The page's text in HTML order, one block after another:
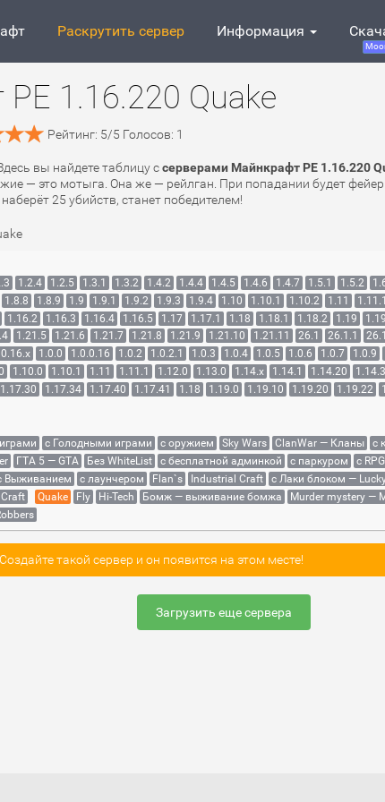
Раскрутить сервер Информация
1.16.220 Quake
Рейтинг: 5/5 Голосов: 1
вы найдете таблицу ссерверами Майнкрафт PE 1.16.220
— это мотыга. Она же — рейлган. При попадании будет
25 убийств, станет победителем!
1.2.4 1.2.5 1.3.1 1.3.2 1.4.2 1.4.4 1.4.5 1.4.6 1.4.7 1.5.1 1.5.2
1.8.8 1.8.9 1.9 1.9.1 1.9.2 1.9.3 1.9.4 1.10 1.10.1 1.10.2 1.11 1.11.1
1.16.2 1.16.3 1.16.4 1.16.5 1.17 1.17.1 1.18 1.18.1 1.18.2 1.19
1.21.5 1.21.6 1.21.7 1.21.8 1.21.9 1.21.10 1.21.11 26.1 26.1.1
0.16.x 1.0.0 1.0.0.16 1.0.2 1.0.2.1 1.0.3 1.0.4 1.0.5 1.0.6 1.0.7 1.0.9
1.10.0 1.10.1 1.11 1.11.1 1.12.0 1.13.0 1.14.x 1.14.1 1.14.20
1.17.30 1.17.34 1.17.40 1.17.41 1.18 1.19.0 1.19.10 1.19.20 1.19.22
с Голодными играми с оружием Sky Wars ClanWar — Кланы с
ГТА 5 — GTA Без WhiteList с бесплатной админкой с паркуром с RPG
Выживанием с лаунчером Flan`s Industrial Craft с Лаки блоком —
Quake Fly Hi-Tech Бомж — выживание бомжа Murder mystery —
такой сервер и он появится на этом месте!
Загрузить еще сервера